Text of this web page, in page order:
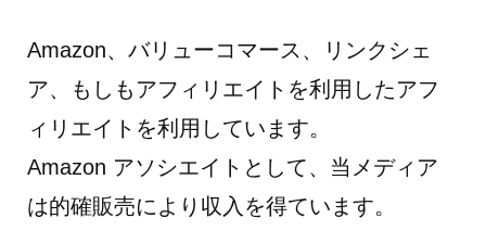
Amazon、バリューコマース、リンクシェ
ア、もしもアフィリエイトを利用したアフ
ィリエイトを利用しています。
Amazon アソシエイトとして、当メディア
は的確販売により収入を得ています。